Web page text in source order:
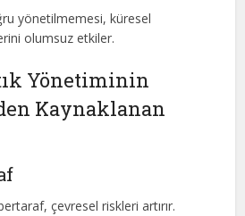
yönetilmemesi, küresel
olumsuz etkiler.
Yönetiminin
Kaynaklanan
çevresel riskleri artırır.